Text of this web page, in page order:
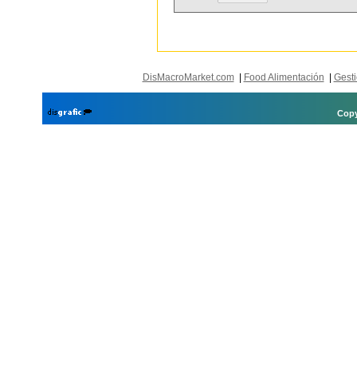
DisMacroMarket.com| Food Alimentación